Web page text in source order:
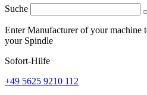
Suche
Enter Manufacturer of your machine
your Spindle
Sofort-Hilfe
+49 5625 9210 112